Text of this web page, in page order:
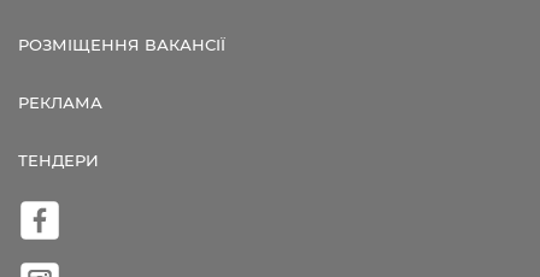
РОЗМІЩЕННЯ ВАКАНСІЇ
РЕКЛАМА
ТЕНДЕРИ